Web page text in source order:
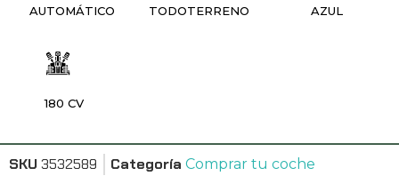
AUTOMÁTICO TODOTERRENO AZUL
180 CV
SKU 3532589 Categoría Comprar tu coche